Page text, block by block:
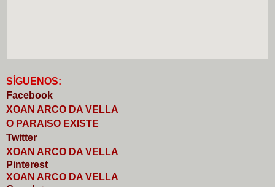
S GUENOS:
Facebook
XOAN ARCO DA VELLA
O PARAISO EXISTE
Twitter
XOAN ARCO DA VELLA
Pinterest
XOAN ARCO DA VELLA